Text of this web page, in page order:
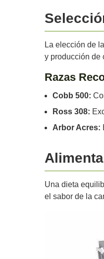
La elección de
y producción de
Razas
Cobb 500:
Ross 308:
Arbor Acres:
Una dieta
el sabor de la